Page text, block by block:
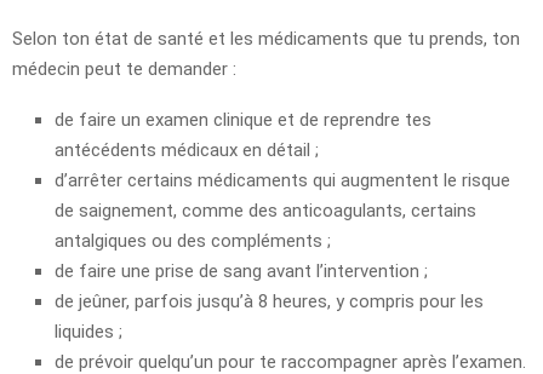
Selon ton état de santé et les médicaments que tu prends, ton
médecin peut te demander :
de faire un examen clinique et de reprendre tes
antécédents médicaux en détail ;
d’arrêter certains médicaments qui augmentent le risque
de saignement, comme des anticoagulants, certains
antalgiques ou des compléments ;
de faire une prise de sang avant l’intervention ;
de jeûner, parfois jusqu’à 8 heures, y compris pour les
liquides ;
de prévoir quelqu’un pour te raccompagner après l’examen.